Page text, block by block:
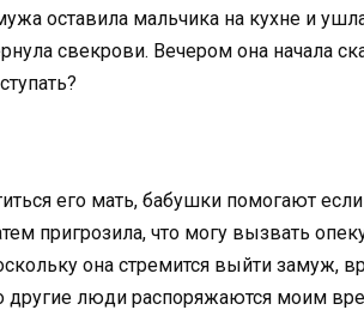
оставила мальчика на кухне и
свекрови. Вечером она начала
его мать, бабушки помогают
пригрозила, что могу вызвать
она стремится выйти замуж,
другие люди распоряжаются моим